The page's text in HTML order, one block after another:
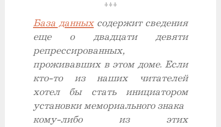
***
База данныхсодержит сведения
еще о двадцати девяти
репрессированных,
проживавших в этом доме. Если
кто-то из наших читателей
хотел бы стать инициатором
установки мемориального знака
кому-либо из этих